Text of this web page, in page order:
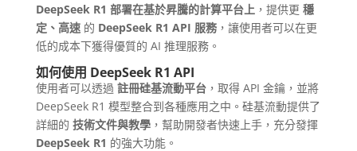
DeepSeek R1 部署在基於昇騰的計算平台上 ，提供更 穩
定、高速的 DeepSeek R1 API 服務，讓使用者可以在更
低的成本下獲得優質的 AI 推理服務。
如何使用 DeepSeek R1 API
使用者可以透過 註冊硅基流動平台，取得 API 金鑰，並將
DeepSeek R1 模型整合到各種應用之中。硅基流動提供了
詳細的 技術文件與教學，幫助開發者快速上手，充分發揮
DeepSeek R1 的強大功能。